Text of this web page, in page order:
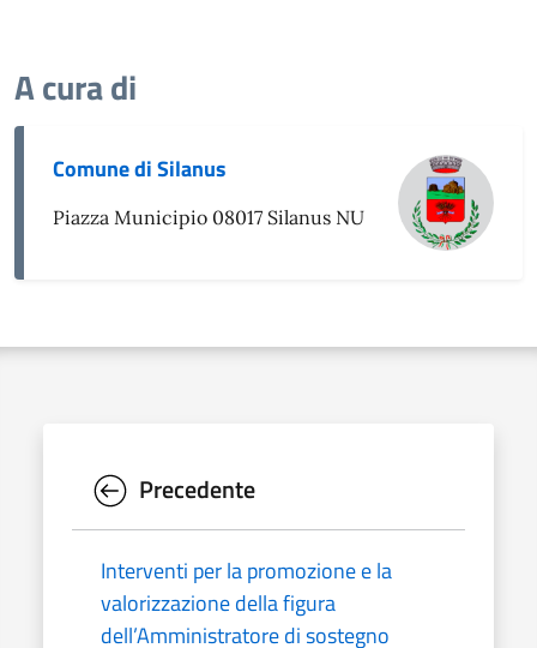
A cura di
Comune di Silanus
Piazza Municipio 08017 Silanus NU
Precedente
Interventi per la promozione e la
valorizzazione della figura
dell’Amministratore di sostegno